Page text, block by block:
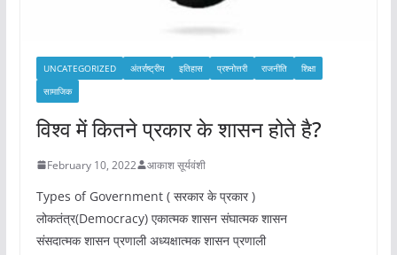
UNCATEGORIZED अंतर्राष्ट्रीय इतिहास प्रश्नोत्तरी राजनीति
शिक्षा
सामाजिक
विश्व में कितने प्रकार के शासन होते है?
February 10, 2022 आकाश सूर्यवंशी
Types of Government ( सरकार के प्रकार )
लोकतंत्र(Democracy) एकात्मक शासन संघात्मक शासन
संसदात्मक शासन प्रणाली अध्यक्षात्मक शासन प्रणाली